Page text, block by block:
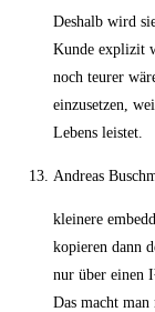
Deshalb wird
Kunde explizit
noch teurer
einzusetzen,
Lebens leistet.
Andreas
kleinere
kopieren dann
nur über einen
Das macht